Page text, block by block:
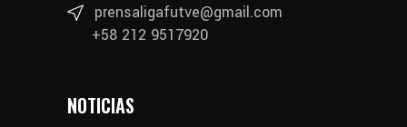
prensaligafutve@gmail.com
+58 212 9517920
NOTICIAS